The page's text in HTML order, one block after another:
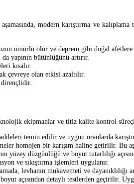
modern karıştırma ve
ömürlü olur ve deprem gibi doğal afetlere
yapının bütünlüğünü artırır.
kısalır.
çevreye olan etkisi azaltılır.
ekipmanlar ve titiz kalite kontrol
temin edilir ve uygun oranlarda
homojen bir karışım haline getirilir.
yüzey düzgünlüğü ve boyut tutarlılığı
ve sıkıştırma işlemleri uygulanır.
levhanın mukavemeti ve dayanıklılığı
açısından detaylı testlerden geçirilir.